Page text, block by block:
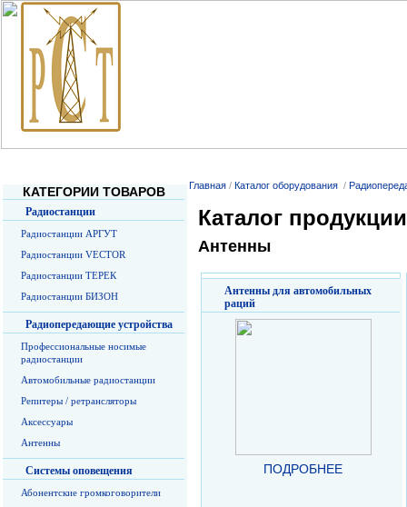
КАТЕГОРИИ ТОВАРОВ
Радиостанции
Радиостанции АРГУТ
Радиостанции VECTOR
Радиостанции ТЕРЕК
Радиостанции БИЗОН
Радиопередающие устройства
Профессиональные носимые
радиостанции
Автомобильные радиостанции
Репитеры / ретрансляторы
Аксессуары
Антенны
Системы оповещения
Абонентские громкоговорители
Главная / Каталог оборудования /
Каталог продукции
Антенны
Антенны для автомобильных
раций
ПОДРОБНЕЕ